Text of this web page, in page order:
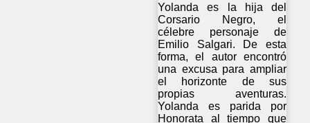
Yolanda es la hija del
Corsario Negro, el
célebre personaje de
Emilio Salgari. De esta
forma, el autor encontró
una excusa para ampliar
el horizonte de sus
propias aventuras.
Yolanda es parida por
Honorata al tiempo que